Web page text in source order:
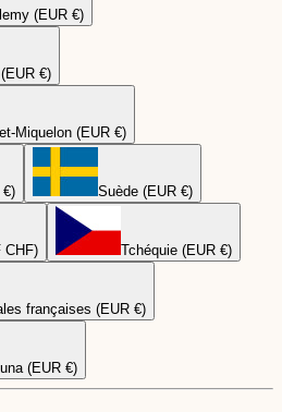
(EUR €)
€)
Miquelon (EUR €)
€) Suède (EUR €)
CHF) Tchéquie (EUR €)
françaises (EUR €)
(EUR €)